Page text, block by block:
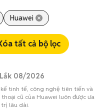
Huawei
tất cả bộ lọc
08/2026
tinh tế, công nghệ tiên tiến và
cũ của Huawei luôn được ưa
trị lâu dài.